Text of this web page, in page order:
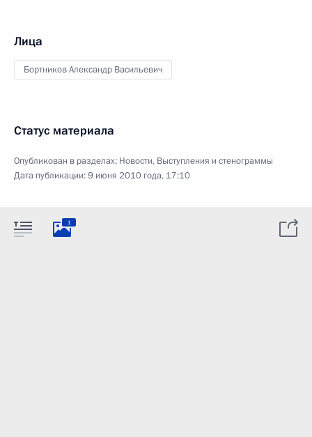
Лица
Бортников Александр Васильевич
Статус материала
Опубликован в разделах: Новости, Выступления и стенограммы
Дата публикации:9 июня 2010 года, 17:10
1